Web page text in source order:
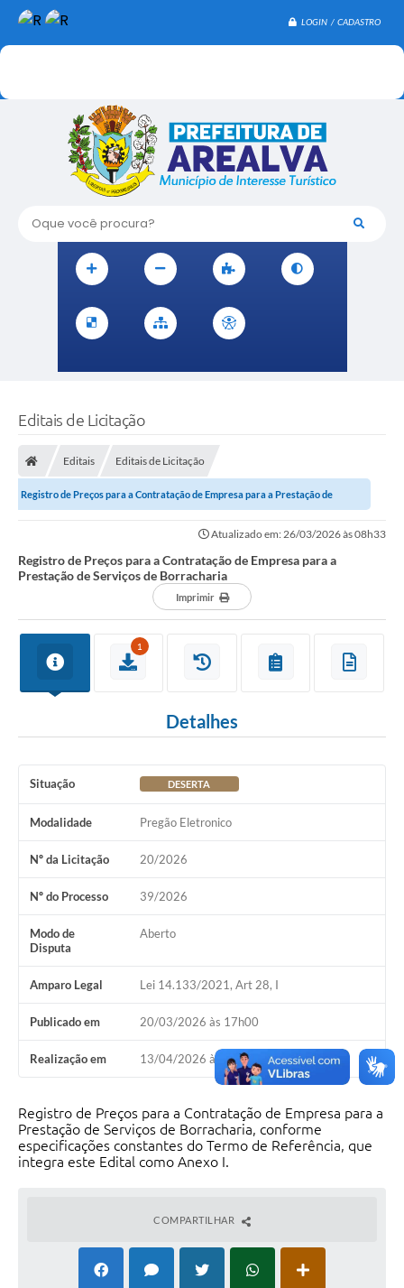
LOGIN / CADASTRO
Oque você procura?
Editais de Licitação
Editais Editais de Licitação
Registro de Preços para a Contratação de Empresa para a Prestação de
Atualizado em: 26/03/2026 às 08h33
Registro de Preços para a Contratação de Empresa para a
Prestação de Serviços de Borracharia
Imprimir
1
Detalhes
Situação DESERTA
Modalidade Pregão Eletronico
Nº da Licitação 20/2026
Nº do Processo 39/2026
Modo de
Disputa
Aberto
Amparo Legal Lei 14.133/2021, Art 28, I
Publicado em 20/03/2026 às 17h00
Realização em 13/04/2026 às 08h30
Registro de Preços para a Contratação de Empresa para a
Prestação de Serviços de Borracharia, conforme
especificações constantes do Termo de Referência, que
integra este Edital como Anexo I.
COMPARTILHAR